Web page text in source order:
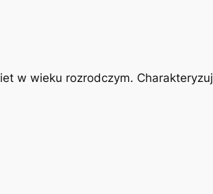
w wieku rozrodczym.